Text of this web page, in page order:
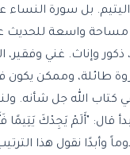
بل سورة النساء
واسعة للحديث
ذكور وإناث. غني
طائلة، وممكن يكون
كتاب الله جل شأنه.
قال: "أَلَمْ يَجِدْكَ يَتِيمًا
وأبدًا نقول هذا